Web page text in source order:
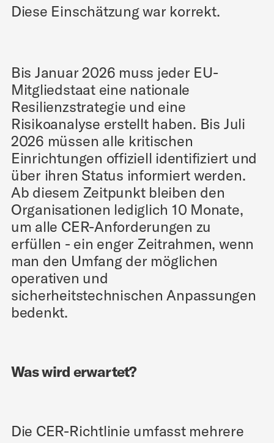
Diese Einschätzung war korrekt.
Bis Januar 2026 muss jeder EU-
Mitgliedstaat eine nationale
Resilienzstrategie und eine
Risikoanalyse erstellt haben. Bis Juli
2026 müssen alle kritischen
Einrichtungen offiziell identifiziert und
über ihren Status informiert werden.
Ab diesem Zeitpunkt bleiben den
Organisationen lediglich 10 Monate,
um alle CER-Anforderungen zu
erfüllen - ein enger Zeitrahmen, wenn
man den Umfang der möglichen
operativen und
sicherheitstechnischen Anpassungen
bedenkt.
Was wird erwartet?
Die CER-Richtlinie umfasst mehrere